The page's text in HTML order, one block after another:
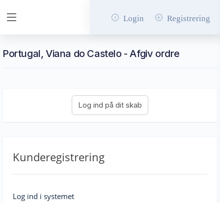
Login Registrering
Portugal, Viana do Castelo - Afgiv ordre
Kunderegistrering
Log ind i systemet